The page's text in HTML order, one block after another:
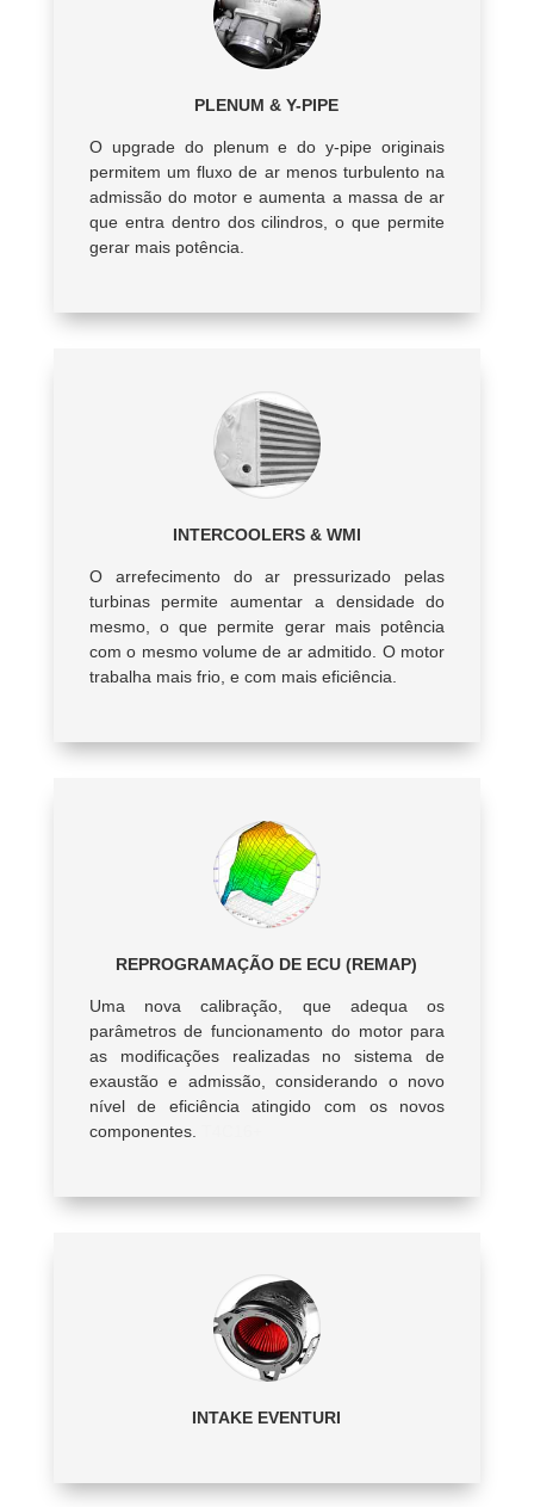
PLENUM & Y-PIPE
O upgrade do plenum e do y-pipe originais
permitem um fluxo de ar menos turbulento na
admissão do motor e aumenta a massa de ar
que entra dentro dos cilindros, o que permite
gerar mais potência.
INTERCOOLERS & WMI
O arrefecimento do ar pressurizado pelas
turbinas permite aumentar a densidade do
mesmo, o que permite gerar mais potência
com o mesmo volume de ar admitido. O motor
trabalha mais frio, e com mais eficiência.
REPROGRAMAÇÃO DE ECU (REMAP)
Uma nova calibração, que adequa os
parâmetros de funcionamento do motor para
as modificações realizadas no sistema de
exaustão e admissão, considerando o novo
nível de eficiência atingido com os novos
componentes.
INTAKE EVENTURI